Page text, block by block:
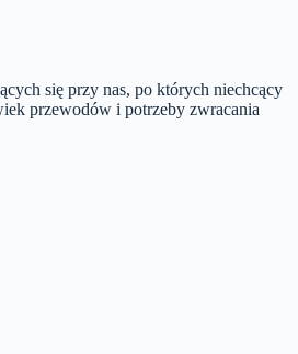
się przy nas, po których niechcący
przewodów i potrzeby zwracania